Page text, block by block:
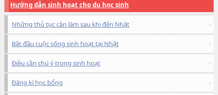
Hướng dẫn sinh hoạt cho du học sinh
Những thủ tục cần làm sau khi đến Nhật
Bắt đầu cuộc sống sinh hoạt tại Nhật
Điều cần chú ý trong sinh hoạt
Đăng kí học bổng